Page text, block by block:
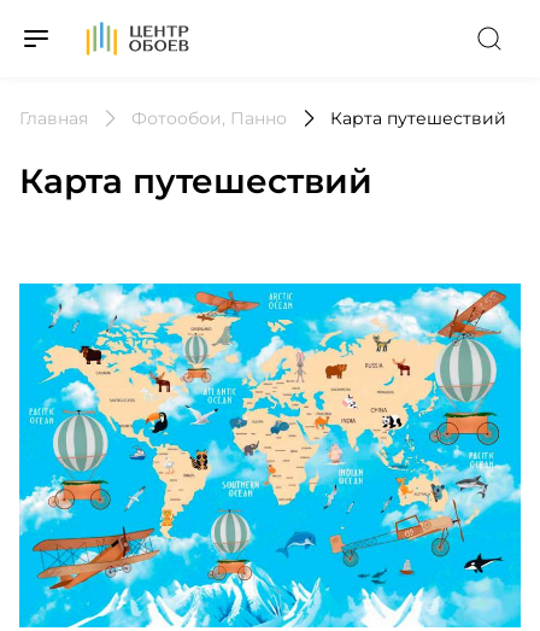
На Главную
Главная Фотообои, Панно Карта путешествий
Карта путешествий